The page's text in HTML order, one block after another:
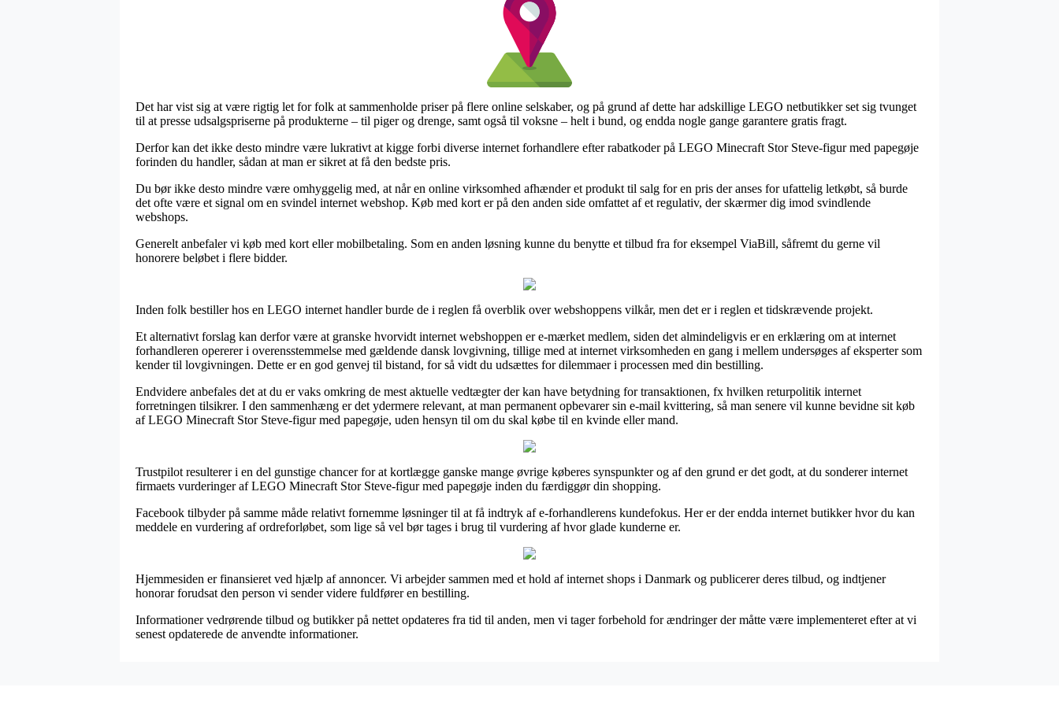
Det har vist sig at være rigtig let for folk at sammenholde priser på flere online selskaber, og på grund af dette har adskillige LEGO netbutikker set sig tvunget
til at presse udsalgspriserne på produkterne – til piger og drenge, samt også til voksne – helt i bund, og endda nogle gange garantere gratis fragt.
Derfor kan det ikke desto mindre være lukrativt at kigge forbi diverse internet forhandlere efter rabatkoder på LEGO Minecraft Stor Steve-figur med papegøje
forinden du handler, sådan at man er sikret at få den bedste pris.
Du bør ikke desto mindre være omhyggelig med, at når en online virksomhed afhænder et produkt til salg for en pris der anses for ufattelig letkøbt, så burde
det ofte være et signal om en svindel internet webshop. Køb med kort er på den anden side omfattet af et regulativ, der skærmer dig imod svindlende
webshops.
Generelt anbefaler vi køb med kort eller mobilbetaling. Som en anden løsning kunne du benytte et tilbud fra for eksempel ViaBill, såfremt du gerne vil
honorere beløbet i flere bidder.
Inden folk bestiller hos en LEGO internet handler burde de i reglen få overblik over webshoppens vilkår, men det er i reglen et tidskrævende projekt.
Et alternativt forslag kan derfor være at granske hvorvidt internet webshoppen er e-mærket medlem, siden det almindeligvis er en erklæring om at internet
forhandleren opererer i overensstemmelse med gældende dansk lovgivning, tillige med at internet virksomheden en gang i mellem undersøges af eksperter som
kender til lovgivningen. Dette er en god genvej til bistand, for så vidt du udsættes for dilemmaer i processen med din bestilling.
Endvidere anbefales det at du er vaks omkring de mest aktuelle vedtægter der kan have betydning for transaktionen, fx hvilken returpolitik internet
forretningen tilsikrer. I den sammenhæng er det ydermere relevant, at man permanent opbevarer sin e-mail kvittering, så man senere vil kunne bevidne sit køb
af LEGO Minecraft Stor Steve-figur med papegøje, uden hensyn til om du skal købe til en kvinde eller mand.
Trustpilot resulterer i en del gunstige chancer for at kortlægge ganske mange øvrige køberes synspunkter og af den grund er det godt, at du sonderer internet
firmaets vurderinger af LEGO Minecraft Stor Steve-figur med papegøje inden du færdiggør din shopping.
Facebook tilbyder på samme måde relativt fornemme løsninger til at få indtryk af e-forhandlerens kundefokus. Her er der endda internet butikker hvor du kan
meddele en vurdering af ordreforløbet, som lige så vel bør tages i brug til vurdering af hvor glade kunderne er.
Hjemmesiden er finansieret ved hjælp af annoncer. Vi arbejder sammen med et hold af internet shops i Danmark og publicerer deres tilbud, og indtjener
honorar forudsat den person vi sender videre fuldfører en bestilling.
Informationer vedrørende tilbud og butikker på nettet opdateres fra tid til anden, men vi tager forbehold for ændringer der måtte være implementeret efter at vi
senest opdaterede de anvendte informationer.